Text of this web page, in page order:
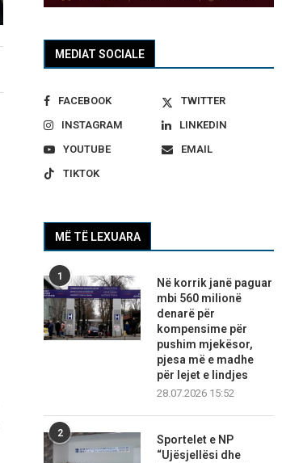
MEDIAT SOCIALE
FACEBOOK
TWITTER
INSTAGRAM
LINKEDIN
YOUTUBE
EMAIL
TIKTOK
MË TË LEXUARA
1
Në korrik janë paguar
mbi 560 milionë
denarë për
kompensime për
pushim mjekësor,
pjesa më e madhe
për lejet e lindjes
28.07.2026 15:52
2
Sportelet e NP
“Ujësjellësi dhe